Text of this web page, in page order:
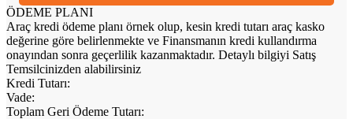
ÖDEME PLANI
Araç kredi ödeme planı örnek olup, kesin kredi tutarı araç kasko
değerine göre belirlenmekte ve Finansmanın kredi kullandırma
onayından sonra geçerlilik kazanmaktadır. Detaylı bilgiyi Satış
Temsilcinizden alabilirsiniz
Kredi Tutarı:
Vade:
Toplam Geri Ödeme Tutarı: